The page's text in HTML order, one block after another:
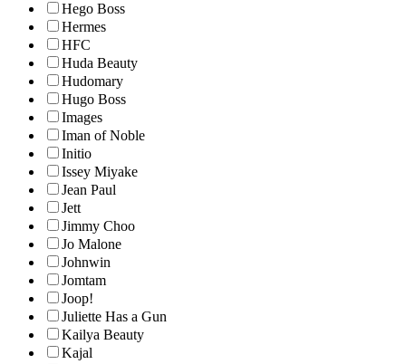
Hego Boss
Hermes
HFC
Huda Beauty
Hudomary
Hugo Boss
Images
Iman of Noble
Initio
Issey Miyake
Jean Paul
Jett
Jimmy Choo
Jo Malone
Johnwin
Jomtam
Joop!
Juliette Has a Gun
Kailya Beauty
Kajal